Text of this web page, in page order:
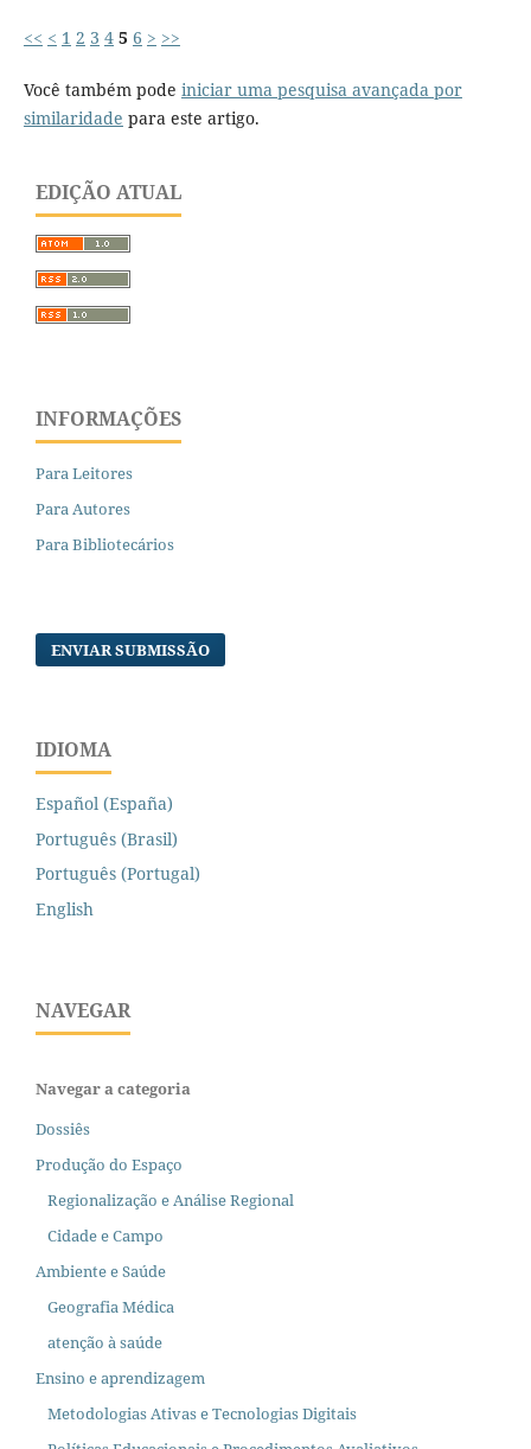
<< < 1 2 3 4 5 6 > >>
Você também pode iniciar uma pesquisa avançada por
similaridade para este artigo.
EDIÇÃO ATUAL
INFORMAÇÕES
Para Leitores
Para Autores
Para Bibliotecários
ENVIAR SUBMISSÃO
IDIOMA
Español (España)
Português (Brasil)
Português (Portugal)
English
NAVEGAR
Navegar a categoria
Dossiês
Produção do Espaço
Regionalização e Análise Regional
Cidade e Campo
Ambiente e Saúde
Geografia Médica
atenção à saúde
Ensino e aprendizagem
Metodologias Ativas e Tecnologias Digitais